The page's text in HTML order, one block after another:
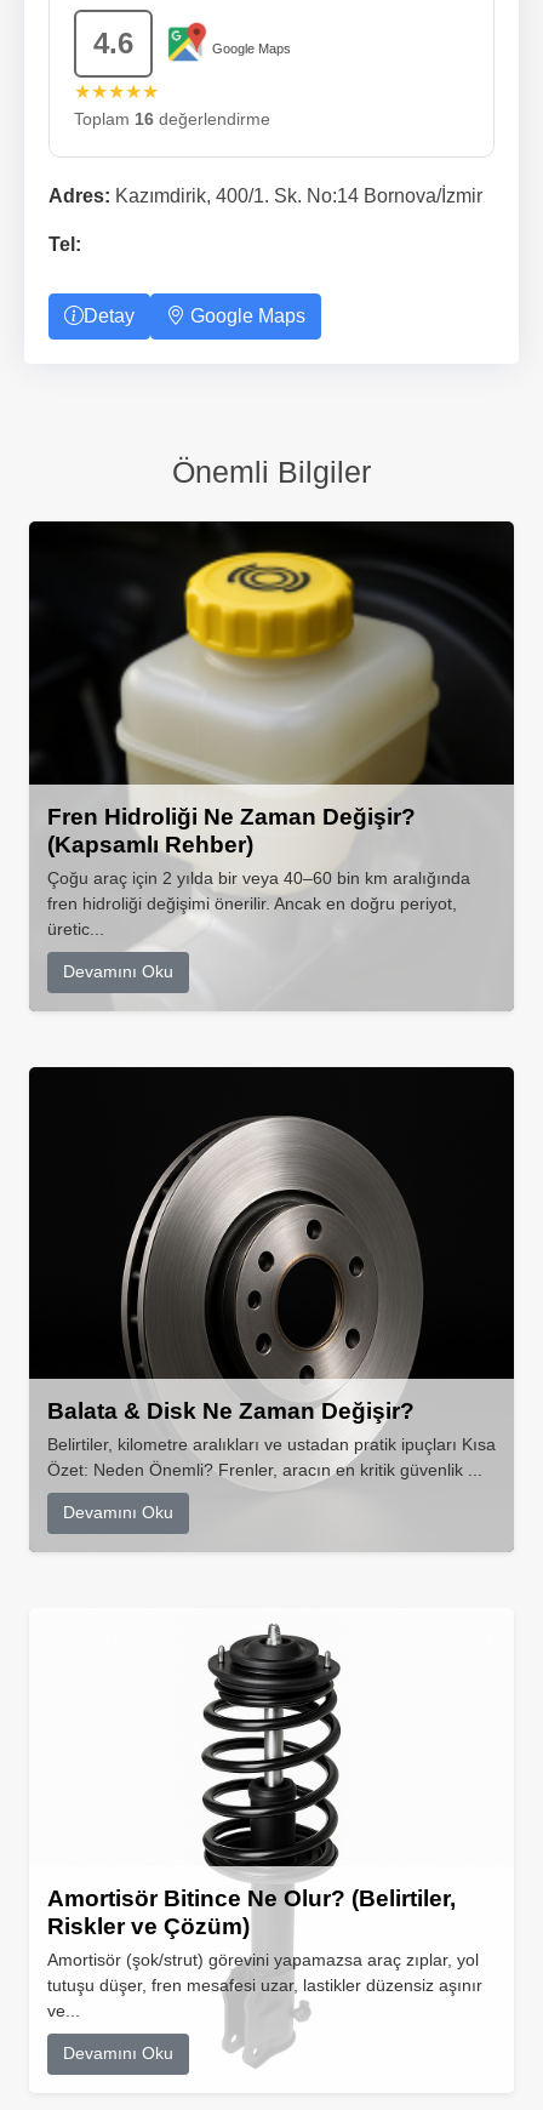
4.6 Google Maps
★★★★★
Toplam 16 değerlendirme
Adres: Kazımdirik, 400/1. Sk. No:14 Bornova/İzmir
Tel:
Detay Google Maps
Önemli Bilgiler
Fren Hidroliği Ne Zaman Değişir?
(Kapsamlı Rehber)
Çoğu araç için 2 yılda bir veya 40–60 bin km aralığında
fren hidroliği değişimi önerilir. Ancak en doğru periyot,
üretic...
Devamını Oku
Balata & Disk Ne Zaman Değişir?
Belirtiler, kilometre aralıkları ve ustadan pratik ipuçları Kısa
Özet: Neden Önemli? Frenler, aracın en kritik güvenlik ...
Devamını Oku
Amortisör Bitince Ne Olur? (Belirtiler,
Riskler ve Çözüm)
Amortisör (şok/strut) görevini yapamazsa araç zıplar, yol
tutuşu düşer, fren mesafesi uzar, lastikler düzensiz aşınır
ve...
Devamını Oku